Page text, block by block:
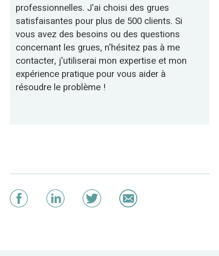
professionnelles. J'ai choisi des grues
satisfaisantes pour plus de 500 clients. Si
vous avez des besoins ou des questions
concernant les grues, n'hésitez pas à me
contacter, j'utiliserai mon expertise et mon
expérience pratique pour vous aider à
résoudre le problème !